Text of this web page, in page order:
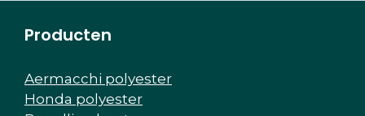
Producten
Aermacchi polyester
Honda polyester